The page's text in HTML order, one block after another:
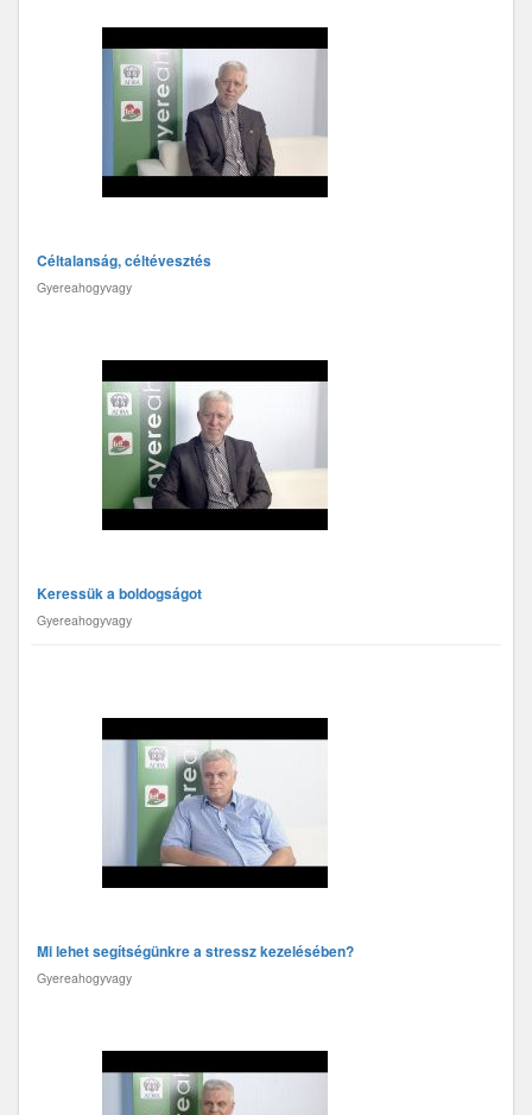
Céltalanság, céltévesztés
Gyereahogyvagy
Keressük a boldogságot
Gyereahogyvagy
Mi lehet segítségünkre a stressz kezelésében?
Gyereahogyvagy